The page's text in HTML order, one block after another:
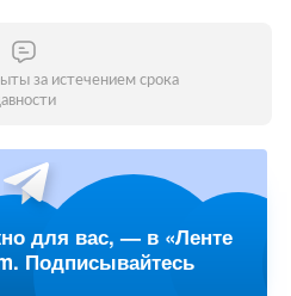
за истечением срока
для вас, — в «Ленте
Подписывайтесь